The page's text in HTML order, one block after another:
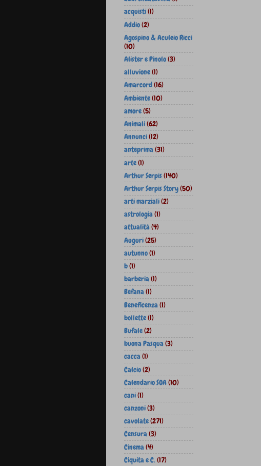
acquisti(1)
Addio(2)
Agospino & Aculeio Ricci
(10)
Alister e Pinolo(3)
alluvione(1)
Amarcord(16)
Ambiente(10)
amore(5)
Animali(62)
Annunci(12)
anteprima(31)
arte(1)
Arthur Serpis(140)
Arthur Serpis Story(50)
arti marziali(2)
astrologia(1)
attualità(4)
Auguri(25)
autunno(1)
b(1)
barberia(1)
Befana(1)
Beneficenza(1)
bollette(1)
Bufale(2)
buona Pasqua(3)
cacca(1)
Calcio(2)
Calendario SOA(10)
cani(1)
canzoni(3)
cavolate(271)
Censura(3)
Cinema(4)
Ciquita e C.(17)